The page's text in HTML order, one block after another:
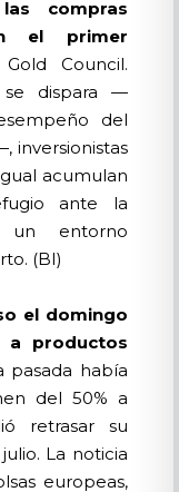
compras
el primer
Council.
dispara —
del
inversionistas
acumulan
ante la
un entorno
(BI)
el domingo
a productos
había
del 50% a
retrasar su
La noticia
europeas,